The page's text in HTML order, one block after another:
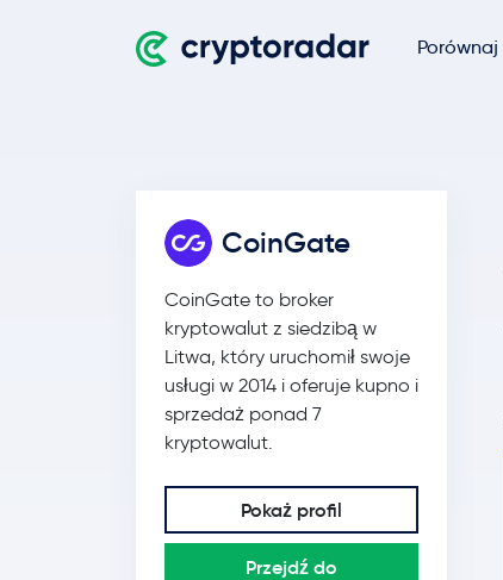
Porównaj
CoinGate
CoinGate to broker
kryptowalut z siedzibą w
Litwa, który uruchomił swoje
usługi w 2014 i oferuje kupno i
sprzedaż ponad 7
kryptowalut.
Pokaż profil
Przejdź do